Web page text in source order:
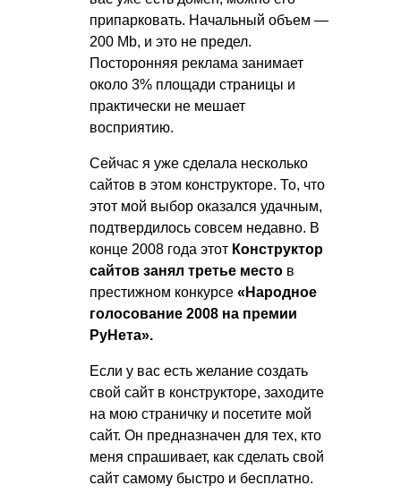
припарковать. Начальный объем —
200 Mb, и это не предел.
Посторонняя реклама занимает
около 3% площади страницы и
практически не мешает
восприятию.
Сейчас я уже сделала несколько
сайтов в этом конструкторе. То, что
этот мой выбор оказался удачным,
подтвердилось совсем недавно. В
конце 2008 года этот Конструктор
сайтов занял третье место в
престижном конкурсе «Народное
голосование 2008 на премии
РуНета».
Если у вас есть желание создать
свой сайт в конструкторе, заходите
на мою страничку и посетите мой
сайт. Он предназначен для тех, кто
меня спрашивает, как сделать свой
сайт самому быстро и бесплатно.